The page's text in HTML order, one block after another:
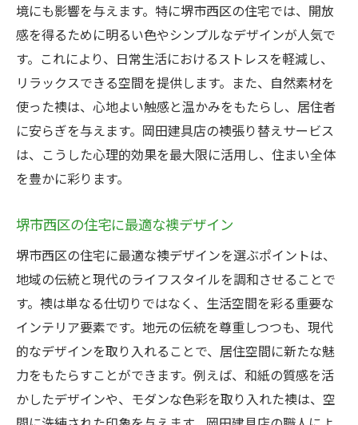
襖張り替えがもたらす文化的価値
岡田建具店が提案する襖張り替えで住まいをグ
レードアップ
襖張り替えを通じた住まいの価値向上
岡田建具店の提案力と信頼性
堺市西区での成功事例紹介
お客様の声から見る襖張り替えの効果
襖張り替えで築く新たなライフスタイル
境にも影響を与えます。特に堺市西区の住宅では、開放
感を得るために明るい色やシンプルなデザインが人気で
す。これにより、日常生活におけるストレスを軽減し、
リラックスできる空間を提供します。また、自然素材を
使った襖は、心地よい触感と温かみをもたらし、居住者
に安らぎを与えます。岡田建具店の襖張り替えサービス
は、こうした心理的効果を最大限に活用し、住まい全体
を豊かに彩ります。
堺市西区の住宅に最適な襖デザイン
堺市西区の住宅に最適な襖デザインを選ぶポイントは、
地域の伝統と現代のライフスタイルを調和させることで
す。襖は単なる仕切りではなく、生活空間を彩る重要な
インテリア要素です。地元の伝統を尊重しつつも、現代
的なデザインを取り入れることで、居住空間に新たな魅
力をもたらすことができます。例えば、和紙の質感を活
かしたデザインや、モダンな色彩を取り入れた襖は、空